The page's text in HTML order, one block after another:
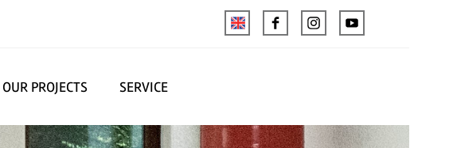
OUR PROJECTS SERVICE